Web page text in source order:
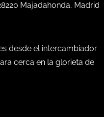
Majadahonda, Madrid
desde el intercambiador
cerca en la glorieta de